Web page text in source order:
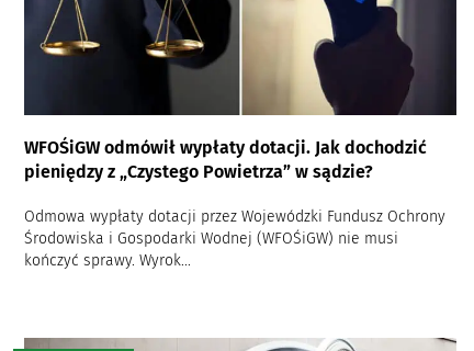
WFOŚiGW odmówił wypłaty dotacji. Jak dochodzić
pieniędzy z „Czystego Powietrza” w sądzie?
Odmowa wypłaty dotacji przez Wojewódzki Fundusz Ochrony
Środowiska i Gospodarki Wodnej (WFOŚiGW) nie musi
kończyć sprawy. Wyrok...